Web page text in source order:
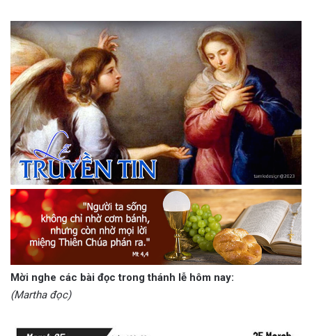
Mời nghe các bài đọc trong thánh lễ hôm nay:
(Martha đọc)